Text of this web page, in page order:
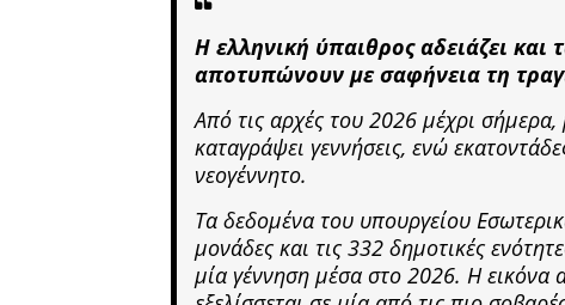
Η ελληνική ύπαιθρος αδειάζει και
αποτυπώνουν με σαφήνεια τη
Από τις αρχές του 2026 μέχρι
καταγράψει γεννήσεις, ενώ
νεογέννητο.
Τα δεδομένα του υπουργείου
μονάδες και τις 332 δημοτικές
μία γέννηση μέσα στο 2026. Η εικόνα